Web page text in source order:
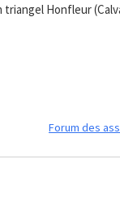
Honfleur
Forum des